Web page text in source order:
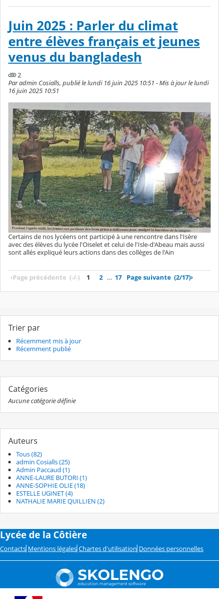
Juin 2025 : Parler du climat
entre élèves français et jeunes
venus du bangladesh
2
Par admin Cosialls, publié le lundi 16 juin 2025 10:51 - Mis à jour le lundi
16 juin 2025 10:51
Certains de nos lycéens ont participé à une rencontre dans l'Isère
avec des élèves du lycée l'Oiselet et celui de l'Isle-d'Abeau mais aussi
sont allés expliqué leurs actions dans des collèges de l'Ain
‹Page précédente (-/-) 1 2 … 17 Page suivante (2/17)›
Trier par
Récemment mis à jour
Récemment publié
Catégories
Aucune catégorie définie
Auteurs
Tous (82)
admin Cosialls (25)
Admin Paccaud (1)
ANNE-LAURE BUTORI (1)
ANNE-SOPHIE OLIE (18)
ESTELLE UGINET (4)
NATHALIE MARIE QUILLIEN (2)
Lycée de la Côtière
Contacts Mentions légales Chartes d'utilisation Données personnelles